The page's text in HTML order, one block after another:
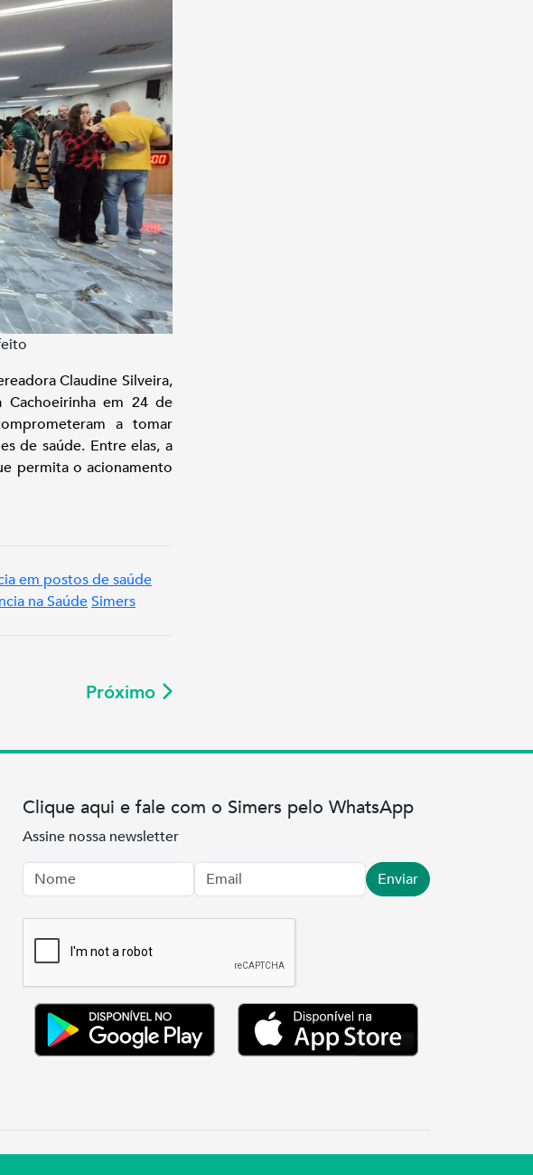
Claudine Silveira,
em 24 de
a tomar
de saúde. Entre elas, a
permita o acionamento
em postos de saúde
na SaúdeSimers
Próximo
Clique aqui e fale com o Simers pelo WhatsApp
Assine nossa newsletter
Nome
Email Enviar
| (51) 3027.3737